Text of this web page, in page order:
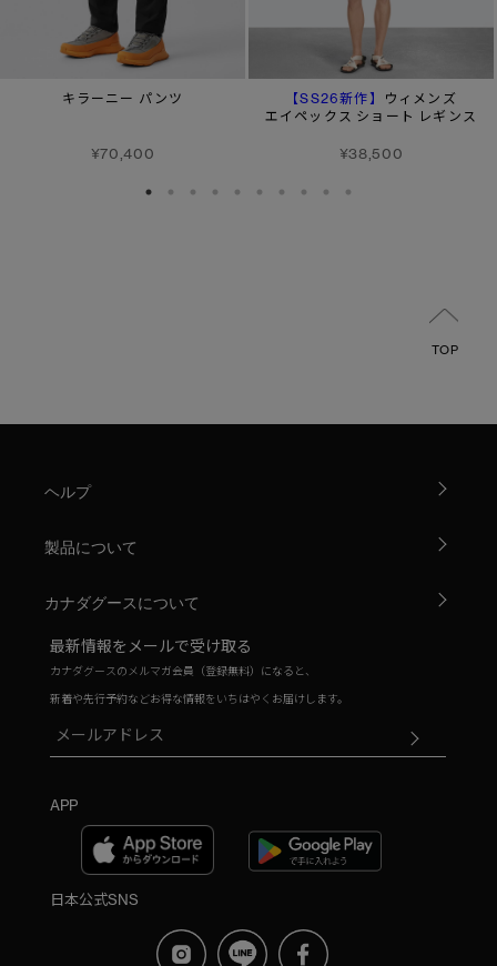
キラーニー パンツ
¥70,400
【SS26新作】
ウィメンズ
エイペックス ショート レギンス
¥38,500
TOP
ヘルプ
製品について
カナダグースについて
最新情報をメールで受け取る
カナダグースのメルマガ会員（登録無料）になると、
新着や先行予約などお得な情報をいちはやくお届けします。
APP
日本公式SNS